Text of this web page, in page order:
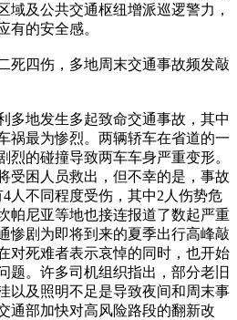
域及公共交通枢纽增派巡逻警力，
有的安全感。
死四伤，多地周末交通事故频发敲
多地发生多起致命交通事故，其中
祸最为惨烈。两辆轿车在省道的一
烈的碰撞导致两车车身严重变形。
受困人员救出，但不幸的是，事故
人不同程度受伤，其中2人伤势危
帕尼亚等地也接连报道了数起严重
惨剧为即将到来的夏季出行高峰敲
对死难者表示哀悼的同时，也开始
题。许多司机组织指出，部分老旧
以及照明不足是导致夜间和周末事
通部加快对高风险路段的翻新改